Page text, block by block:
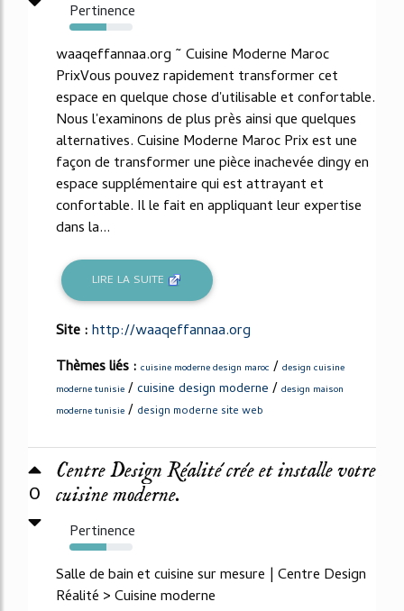
Pertinence
59%
waaqeffannaa.org ~ Cuisine Moderne Maroc
PrixVous pouvez rapidement transformer cet
espace en quelque chose d'utilisable et confortable.
Nous l'examinons de plus près ainsi que quelques
alternatives. Cuisine Moderne Maroc Prix est une
façon de transformer une pièce inachevée dingy en
espace supplémentaire qui est attrayant et
confortable. Il le fait en appliquant leur expertise
dans la...
LIRE LA SUITE
Site :http://waaqeffannaa.org
Thèmes liés : cuisine moderne design maroc / design cuisine
moderne tunisie /cuisine design moderne / design maison
moderne tunisie / design moderne site web
0
Centre Design Réalité crée et installe votre
cuisine moderne.
Pertinence
59%
Salle de bain et cuisine sur mesure | Centre Design
Réalité > Cuisine moderne